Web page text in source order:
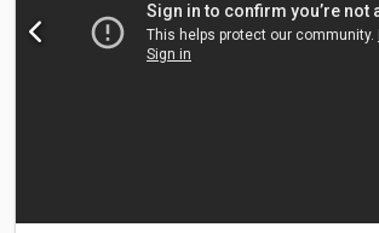
grandinės, suodžių filtras